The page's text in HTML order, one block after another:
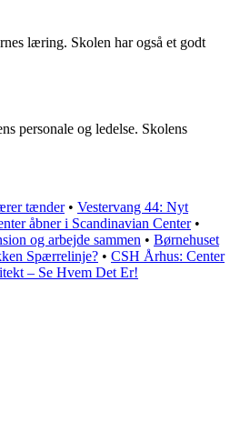
læring. Skolen har også et godt
personale og ledelse. Skolens
tænder• Vestervang 44: Nyt
åbner i Scandinavian Center•
og arbejde sammen • Børnehuset
Spærrelinje? • CSH Århus: Center
– Se Hvem Det Er!